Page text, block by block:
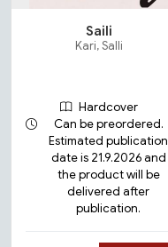
Saili
Kari, Salli
Hardcover
Can be preordered.
Estimated publication
date is 21.9.2026 and
the product will be
delivered after
publication.